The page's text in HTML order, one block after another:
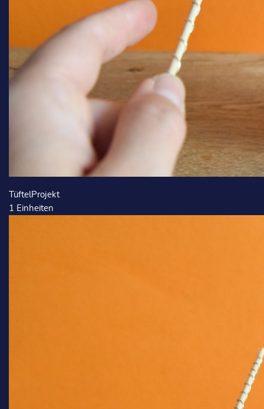
TüftelProjekt
1
Einheiten